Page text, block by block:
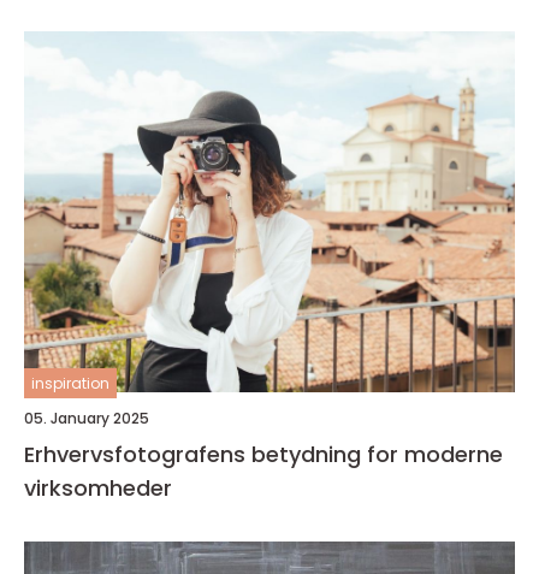
inspiration
05. January 2025
Erhvervsfotografens betydning for moderne
virksomheder